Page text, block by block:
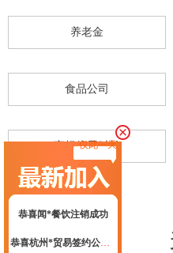
仅此一天
恭喜张总核名成功
恭喜杭州科*科技代账2年
恭喜陈总公司注册成功
养老金
食品公司
商标使用时长